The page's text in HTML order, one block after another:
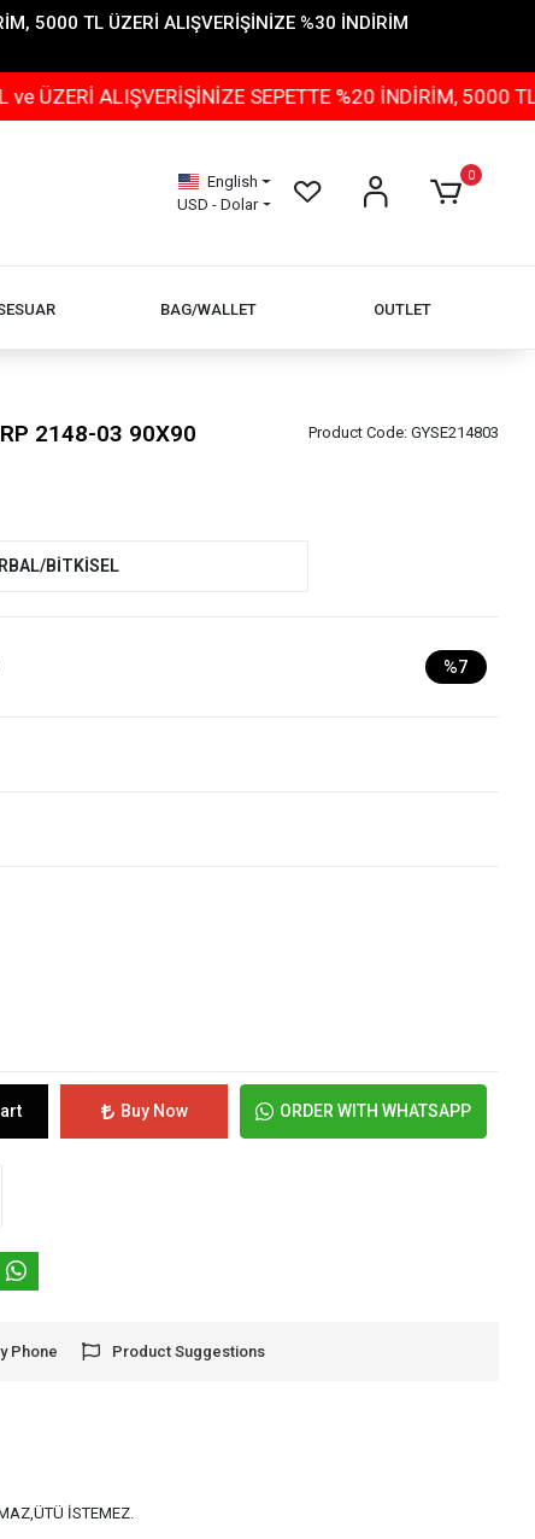
5000 TL ÜZERİ ALIŞVERİŞİNİZE %30 İNDİRİM
ALIŞVERİŞİNİZE SEPETTE %20 İNDİRİM, 5000 TL
English
USD - Dolar
0
BAG/WALLET OUTLET
2148-03 90X90 Product Code: GYSE214803
BİTKİSEL
%7
Buy Now ORDER WITH WHATSAPP
Phone Product Suggestions
İSTEMEZ.